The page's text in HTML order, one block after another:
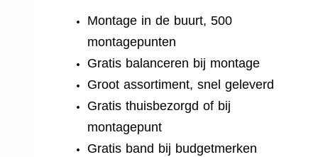
Montage in de buurt, 500
montagepunten
Gratis balanceren bij montage
Groot assortiment, snel geleverd
Gratis thuisbezorgd of bij
montagepunt
Gratis band bij budgetmerken